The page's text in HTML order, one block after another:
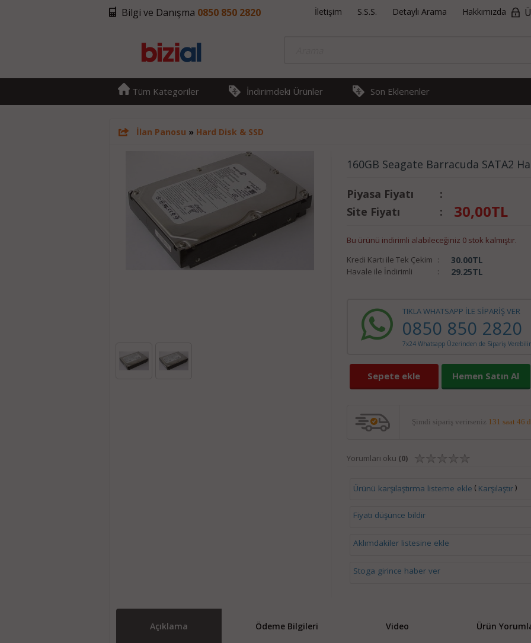
Bilgi ve Danışma 0850 850 2820 İletişim S.S.S. Detaylı Arama Hakkımızda
Tüm Kategoriler İndirimdeki Ürünler Son Eklenenler
İlan Panosu » Hard Disk & SSD
160GB Seagate Barracuda SATA2
Piyasa Fiyatı
:
Site Fiyatı
: 30,00TL
Bu ürünü indirimli alabileceğiniz 0 stok kalmıştır.
Kredi Kartı ile Tek Çekim : 30.00TL
Havale ile İndirimli : 29.25TL
TIKLA WHATSAPP İLE SİPARİŞ VER
0850 850 2820
7x24 Whatsapp Üzerinden de Sipariş
Sepete ekle Hemen Satın Al
Şimdi sipariş verirseniz 131 saat 46
Yorumları oku (0)
Ürünü karşılaştırma listeme ekle ( Karşılaştır)
Fiyatı düşünce bildir
Aklımdakiler listesine ekle
Stoga girince haber ver
Açıklama Ödeme Bilgileri Video Ürün